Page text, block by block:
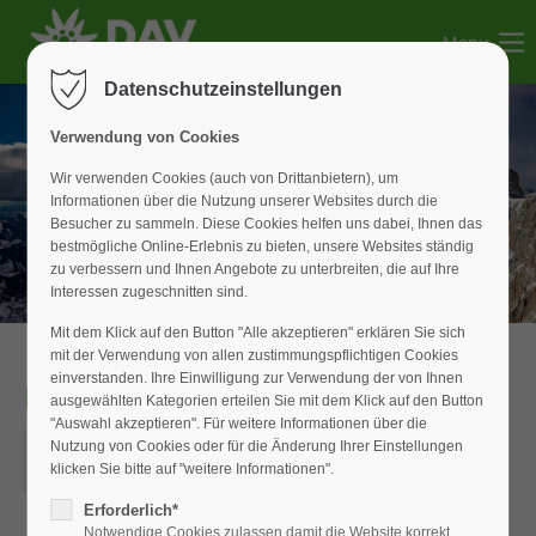
Der Eintrag "offcanvas-col2" existiert leider nicht.
Der Eintrag "offcanvas-col3" existiert leider nicht.
Der Eintrag "offcanvas-col4" existiert leider nicht.
Menu
Monatsabend
05.06.2025
ORT: DAV-GESCHÄFTSSTELLE
Datenschutzeinstellungen
Verwendung von Cookies
Wir verwenden Cookies (auch von Drittanbietern), um
Informationen über die Nutzung unserer Websites durch die
Besucher zu sammeln. Diese Cookies helfen uns dabei, Ihnen das
bestmögliche Online-Erlebnis zu bieten, unsere Websites ständig
zu verbessern und Ihnen Angebote zu unterbreiten, die auf Ihre
Interessen zugeschnitten sind.
Mit dem Klick auf den Button "Alle akzeptieren" erklären Sie sich
mit der Verwendung von allen zustimmungspflichtigen Cookies
einverstanden. Ihre Einwilligung zur Verwendung der von Ihnen
ausgewählten Kategorien erteilen Sie mit dem Klick auf den Button
"Auswahl akzeptieren". Für weitere Informationen über die
Nutzung von Cookies oder für die Änderung Ihrer Einstellungen
klicken Sie bitte auf "weitere Informationen".
Erforderlich*
Notwendige Cookies zulassen damit die Website korrekt